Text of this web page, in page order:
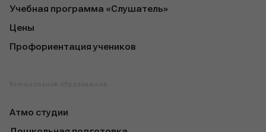
Учебная программа «Слушатель»
Цены
Профориентация учеников
Внешкольное образование
Атмо студии